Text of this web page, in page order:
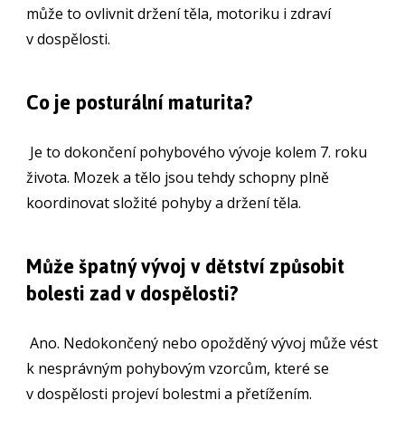
může to ovlivnit držení těla, motoriku i zdraví
v dospělosti.
Co je posturální maturita?
Je to dokončení pohybového vývoje kolem 7. roku
života. Mozek a tělo jsou tehdy schopny plně
koordinovat složité pohyby a držení těla.
Může špatný vývoj v dětství způsobit
bolesti zad v dospělosti?
Ano. Nedokončený nebo opožděný vývoj může vést
k nesprávným pohybovým vzorcům, které se
v dospělosti projeví bolestmi a přetížením.